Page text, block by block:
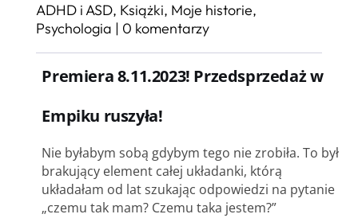
ADHD i ASD, Książki, Moje historie,
Psychologia | 0 komentarzy
Premiera 8.11.2023! Przedsprzedaż w
Empiku ruszyła!
Nie byłabym sobą gdybym tego nie zrobiła. To był
brakujący element całej układanki, którą
układałam od lat szukając odpowiedzi na pytanie
„czemu tak mam? Czemu taka jestem?”